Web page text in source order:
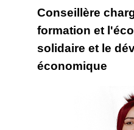
Conseillère
formation et
solidaire et le
économique